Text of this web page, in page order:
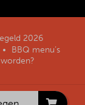
2026
BBQ menu’s